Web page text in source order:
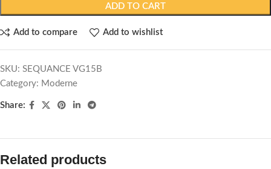
ADD TO CART
Add to compare Add to wishlist
SKU: SEQUANCE VG15B
Category: Moderne
Share:
Related products